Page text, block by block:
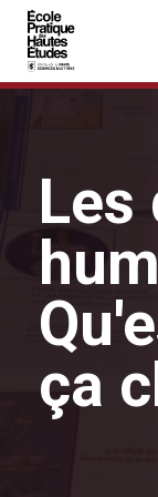
Vous recherchez
Conférence
Les
ça
Panneau de